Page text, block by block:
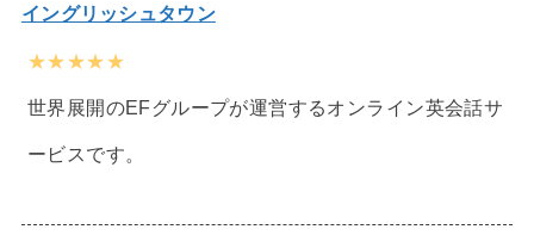
イングリッシュタウン
★★★★★
世界展開のEFグループが運営するオンライン英会話サ
ービスです。